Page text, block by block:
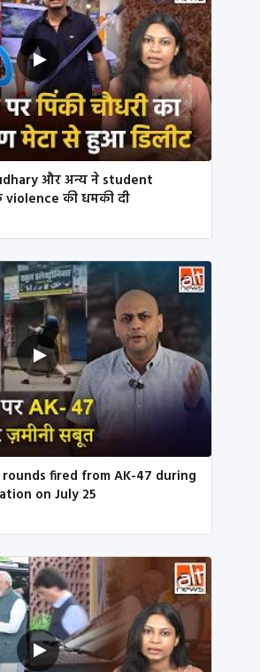
और अन्य ने student
की धमकी दी
fired from AK-47 during
on July 25